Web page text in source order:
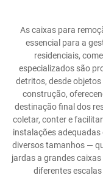
As caixas para
essencial para a
residenciais,
especializados são
detritos, desde
construção,
destinação final dos
coletar, conter e
instalações adequadas
diversos tamanhos —
jardas a grandes
diferentes